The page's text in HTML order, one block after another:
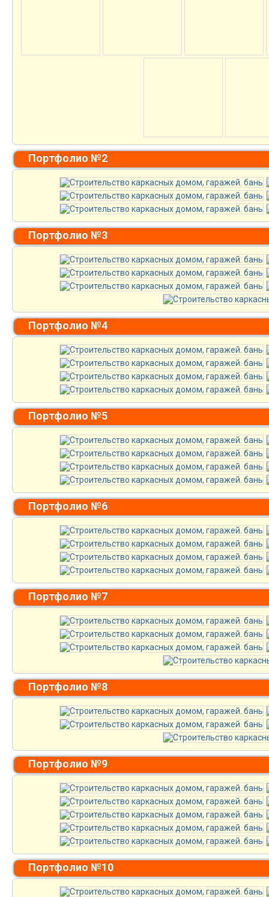
Портфолио №2
Портфолио №3
Портфолио №4
Портфолио №5
Портфолио №6
Портфолио №7
Портфолио №8
Портфолио №9
Портфолио №10